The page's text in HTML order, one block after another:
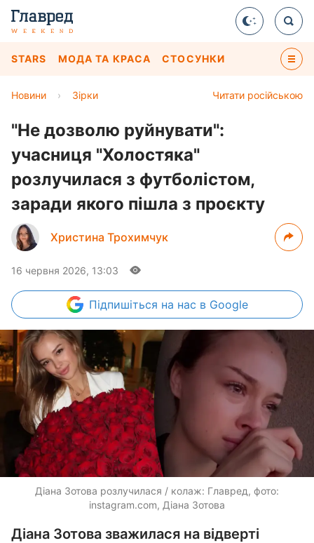
STARS МОДА ТА КРАСА СТОСУНКИ
Читати російською
Новини › Зірки
"Не дозволю руйнувати":
учасниця "Холостяка"
розлучилася з футболістом,
заради якого пішла з проєкту
Христина Трохимчук
16 червня 2026, 13:03
Підпишіться на нас в Google
Діана Зотова розлучилася / колаж: Главред, фото:
instagram.com, Діана Зотова
Діана Зотова зважилася на відверті